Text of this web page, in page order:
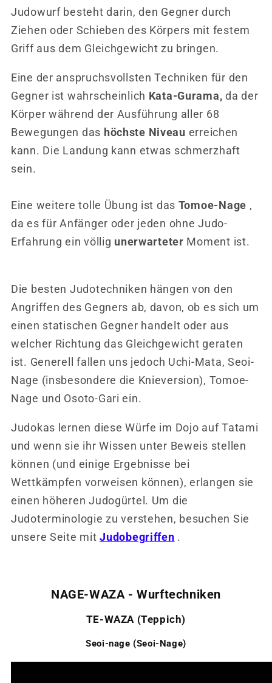
Judowurf besteht darin, den Gegner durch
Ziehen oder Schieben des Körpers mit festem
Griff aus dem Gleichgewicht zu bringen.
Eine der anspruchsvollsten Techniken für den
Gegner ist wahrscheinlich Kata-Gurama, da der
Körper während der Ausführung aller 68
Bewegungen das höchste Niveau erreichen
kann. Die Landung kann etwas schmerzhaft
sein.
Eine weitere tolle Übung ist das Tomoe-Nage ,
da es fürAnfänger oder jeden ohne Judo-
Erfahrung ein völlig unerwarteter Moment ist.
Die besten Judotechniken hängen von den
Angriffen des Gegners ab, davon, ob es sich um
einen statischen Gegner handelt oder aus
welcher Richtung das Gleichgewicht geraten
ist. Generell fallen uns jedoch Uchi-Mata, Seoi-
Nage (insbesondere die Knieversion), Tomoe-
Nage und Osoto-Gari ein.
Judokas lernen diese Würfe im Dojo auf Tatami
und wenn sie ihr Wissen unter Beweis stellen
können (und einige Ergebnisse bei
Wettkämpfen vorweisen können), erlangen sie
einen höheren Judogürtel. Um die
Judoterminologie zu verstehen, besuchen Sie
unsere Seite mitJudobegriffen .
NAGE-WAZA - Wurftechniken
TE-WAZA (Teppich)
Seoi-nage (Seoi-Nage)